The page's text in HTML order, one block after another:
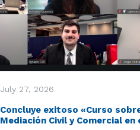
July 27, 2026
Concluye exitoso «Curso
Mediación Civil y Comercial en